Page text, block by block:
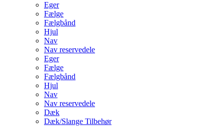
Eger
Fælge
Fælgbånd
Hjul
Nav
Nav reservedele
Eger
Fælge
Fælgbånd
Hjul
Nav
Nav reservedele
Dæk
Dæk/Slange Tilbehør